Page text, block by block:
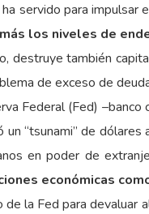
servido para impulsar
los niveles de
destruye también
de exceso de
Federal (Fed)
un “tsunami” de
en poder de
económicas
la Fed para devaluar